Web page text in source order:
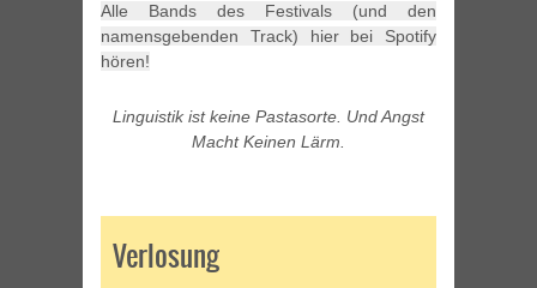
Alle Bands des Festivals (und den
namensgebenden Track) hier bei Spotify
hören!
Linguistik ist keine Pastasorte. Und Angst
Macht Keinen Lärm.
Verlosung